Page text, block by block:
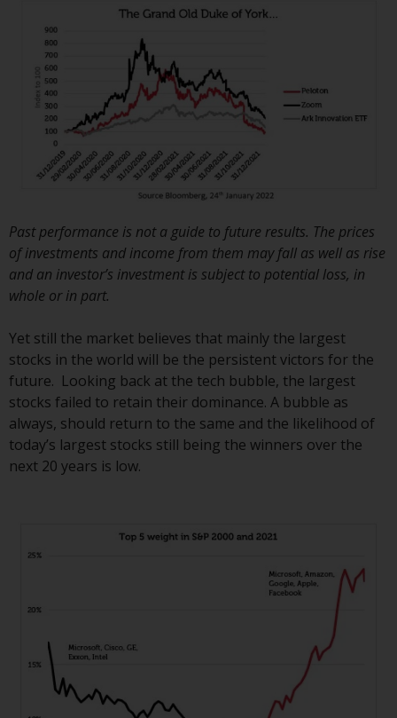
(UCITS/OGAW) (Richtlinie
2009/65/EG ) und die Richtlinie
über die Verwalter alternativer
Investmentfonds (Richtlinie
2011/61/EU) sowie die
entsprechenden Regelungen, die
diese Regelungen in britisches
Recht umgesetzt und dann beim
Austritt des Vereinigten
Königreichs aus der Europäischen
Union ersetzt haben; es kann
jedoch zusätzliche Anforderungen
oder Formalitäten geben, die Ihre
Anlage verbieten.
Dementsprechend sind Sie
verpflichtet, sich über solche
Einschränkungen zu informieren
und diese zu beachten. Auf dieser
Website erwähnte Produkte oder
Dienstleistungen sind nur für den
Vertrieb in jenen
Gerichtsbarkeiten bestimmt, in
Dienstleistungen gestattet ist.
Schweiz
Dies ist ein Werbedokument.
Past performance is not a guide to future results. The prices
of investments and income from them may fall as well as rise
and an investor’s investment is subject to potential loss, in
whole or in part.
Yet still the market believes that mainly the largest
stocks in the world will be the persistent victors for the
future. Looking back at the tech bubble, the largest
stocks failed to retain their dominance. A bubble as
always, should return to the same and the likelihood of
today’s largest stocks still being the winners over the
next 20 years is low.